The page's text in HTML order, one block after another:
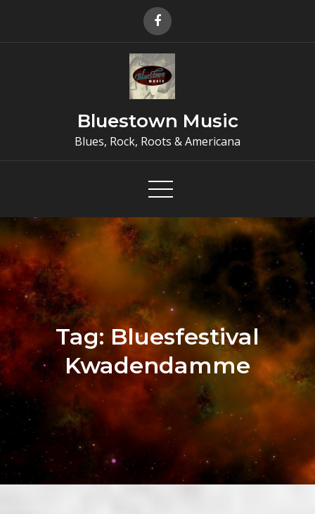
Bluestown Music
Blues, Rock, Roots & Americana
Tag: Bluesfestival
Kwadendamme